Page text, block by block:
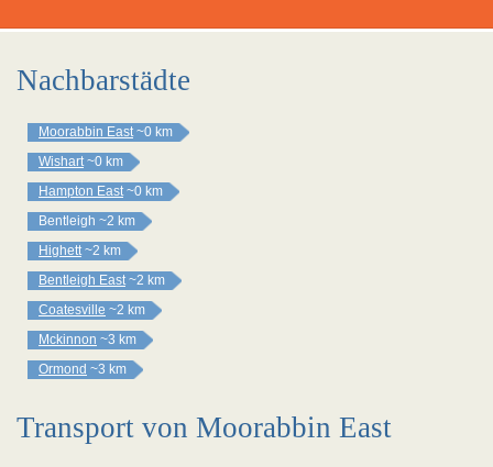
Nachbarstädte
Moorabbin East ~0 km
Wishart ~0 km
Hampton East ~0 km
Bentleigh ~2 km
Highett ~2 km
Bentleigh East ~2 km
Coatesville ~2 km
Mckinnon ~3 km
Ormond ~3 km
Transport von Moorabbin East